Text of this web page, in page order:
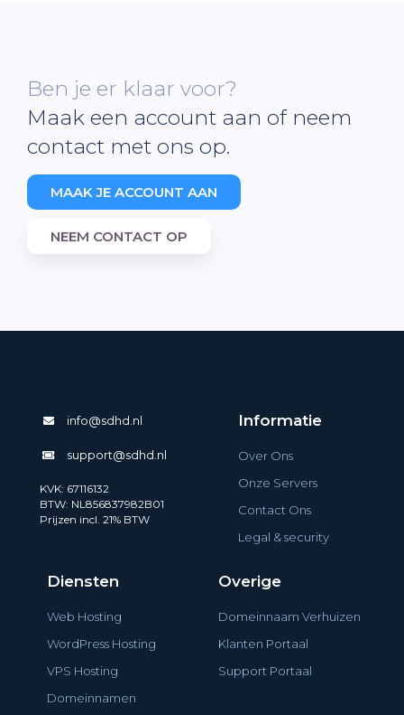
Ben je er klaar voor?
Maak een account aan of neem
contact met ons op.
MAAK JE ACCOUNT AAN
NEEM CONTACT OP
info@sdhd.nl
support@sdhd.nl
KVK: 67116132
BTW: NL856837982B01
Prijzen incl. 21% BTW
Informatie
Over Ons
Onze Servers
Contact Ons
Legal & security
Diensten
Web Hosting
WordPress Hosting
VPS Hosting
Domeinnamen
Overige
Domeinnaam Verhuizen
Klanten Portaal
Support Portaal